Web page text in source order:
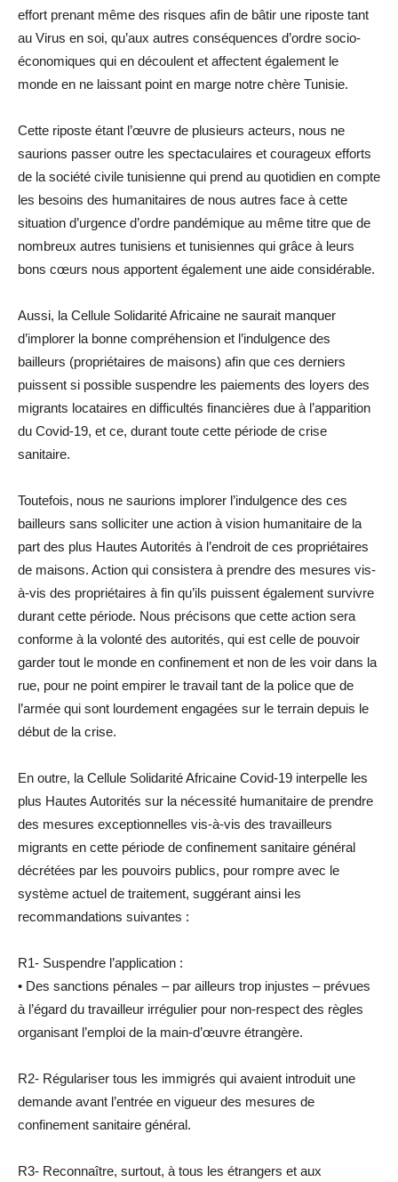
effort prenant même des risques afin de bâtir une riposte tant
au Virus en soi, qu’aux autres conséquences d’ordre socio-
économiques qui en découlent et affectent également le
monde en ne laissant point en marge notre chère Tunisie.
Cette riposte étant l’œuvre de plusieurs acteurs, nous ne
saurions passer outre les spectaculaires et courageux efforts
de la société civile tunisienne qui prend au quotidien en compte
les besoins des humanitaires de nous autres face à cette
situation d’urgence d’ordre pandémique au même titre que de
nombreux autres tunisiens et tunisiennes qui grâce à leurs
bons cœurs nous apportent également une aide considérable.
Aussi, la Cellule Solidarité Africaine ne saurait manquer
d’implorer la bonne compréhension et l’indulgence des
bailleurs (propriétaires de maisons) afin que ces derniers
puissent si possible suspendre les paiements des loyers des
migrants locataires en difficultés financières due à l’apparition
du Covid-19, et ce, durant toute cette période de crise
sanitaire.
Toutefois, nous ne saurions implorer l’indulgence des ces
bailleurs sans solliciter une action à vision humanitaire de la
part des plus Hautes Autorités à l’endroit de ces propriétaires
de maisons. Action qui consistera à prendre des mesures vis-
à-vis des propriétaires à fin qu’ils puissent également survivre
durant cette période. Nous précisons que cette action sera
conforme à la volonté des autorités, qui est celle de pouvoir
garder tout le monde en confinement et non de les voir dans la
rue, pour ne point empirer le travail tant de la police que de
l’armée qui sont lourdement engagées sur le terrain depuis le
début de la crise.
En outre, la Cellule Solidarité Africaine Covid-19 interpelle les
plus Hautes Autorités sur la nécessité humanitaire de prendre
des mesures exceptionnelles vis-à-vis des travailleurs
migrants en cette période de confinement sanitaire général
décrétées par les pouvoirs publics, pour rompre avec le
système actuel de traitement, suggérant ainsi les
recommandations suivantes :
R1- Suspendre l’application :
• Des sanctions pénales – par ailleurs trop injustes – prévues
à l’égard du travailleur irrégulier pour non-respect des règles
organisant l’emploi de la main-d’œuvre étrangère.
R2- Régulariser tous les immigrés qui avaient introduit une
demande avant l’entrée en vigueur des mesures de
confinement sanitaire général.
R3- Reconnaître, surtout, à tous les étrangers et aux